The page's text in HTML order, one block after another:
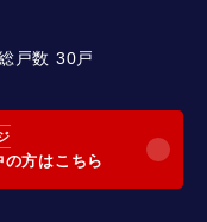
戸数 30戸
の方はこちら